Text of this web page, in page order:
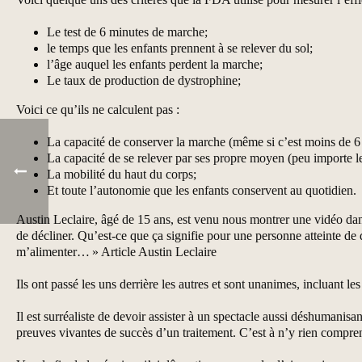
Le test de 6 minutes de marche;
le temps que les enfants prennent à se relever du sol;
l’âge auquel les enfants perdent la marche;
Le taux de production de dystrophine;
Voici ce qu’ils ne calculent pas :
La capacité de conserver la marche (même si c’est moins de
La capacité de se relever par ses propre moyen (peu importe
La mobilité du haut du corps;
Et toute l’autonomie que les enfants conservent au quotidien.
Austin Leclaire, âgé de 15 ans, est venu nous montrer une vidéo
de décliner. Qu’est-ce que ça signifie pour une personne atteinte
m’alimenter… » Article Austin Leclaire
Ils ont passé les uns derrière les autres et sont unanimes, incluant
Il est surréaliste de devoir assister à un spectacle aussi
preuves vivantes de succès d’un traitement. C’est à n’y rien